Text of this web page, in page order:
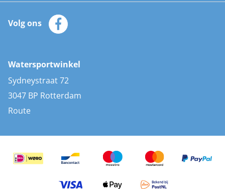
Zeilkleding
Zonnepanelen
AIS transponders
Stootwillen en fenders
Bootkussens
Zwemtrappen
Klantenservice
Merken
Volg ons
Watersportwinkel
Sydneystraat 72
3047 BP Rotterdam
Route